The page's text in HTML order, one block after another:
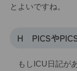
とよいですね。
H PICSや
もしICU日記が